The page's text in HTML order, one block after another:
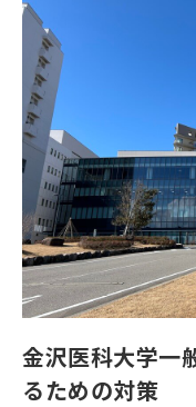
金沢医科大学一
るための対策